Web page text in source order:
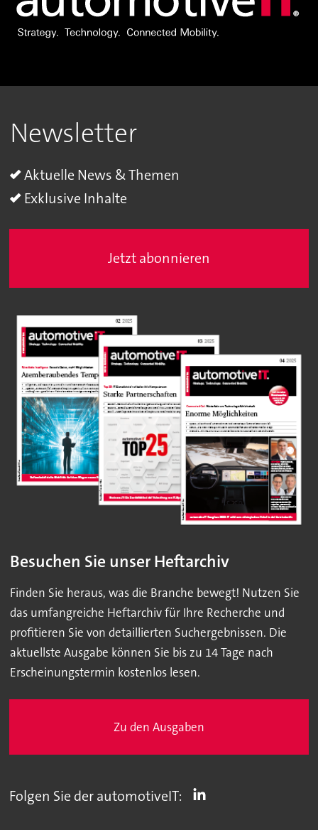
Newsletter
Aktuelle News & Themen
Exklusive Inhalte
Jetzt abonnieren
Besuchen Sie unser Heftarchiv
Finden Sie heraus, was die Branche bewegt! Nutzen Sie
das umfangreiche Heftarchiv für Ihre Recherche und
profitieren Sie von detaillierten Suchergebnissen. Die
aktuellste Ausgabe können Sie bis zu 14 Tage nach
Erscheinungstermin kostenlos lesen.
Zu den Ausgaben
Folgen Sie der automotiveIT: